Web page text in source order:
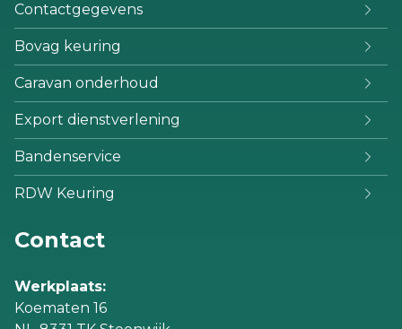
Contactgegevens
Bovag keuring
Caravan onderhoud
Export dienstverlening
Bandenservice
RDW Keuring
Contact
Werkplaats:
Koematen 16